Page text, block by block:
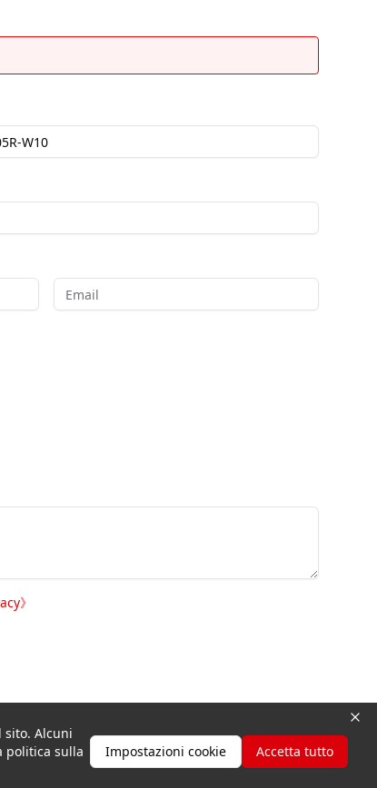
》
sito. Alcuni
politica sulla
Impostazioni cookie Accetta tutto